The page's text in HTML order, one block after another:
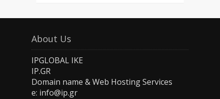
About Us
IPGLOBAL IKE
IP.GR
Domain name & Web Hosting Services
e: info@ip.gr